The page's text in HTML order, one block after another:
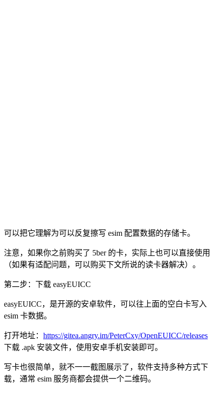
可以把它理解为可以反复擦写 esim 配置数据的存储卡。
注意，如果你之前购买了 5ber 的卡，实际上也可以直接使用
（如果有适配问题，可以购买下文所说的读卡器解决）。
第二步：下载 easyEUICC
easyEUICC，是开源的安卓软件，可以往上面的空白卡写入
esim 卡数据。
打开地址： https://gitea.angry.im/PeterCxy/OpenEUICC/releases
下载 .apk 安装文件，使用安卓手机安装即可。
写卡也很简单，就不一一截图展示了，软件支持多种方式下
载，通常 esim 服务商都会提供一个二维码。